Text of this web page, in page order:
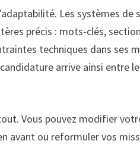
Les systèmes
précis : mots-clés,
techniques dans ses
arrive ainsi entre
Vous pouvez modifier
avant ou reformuler vos